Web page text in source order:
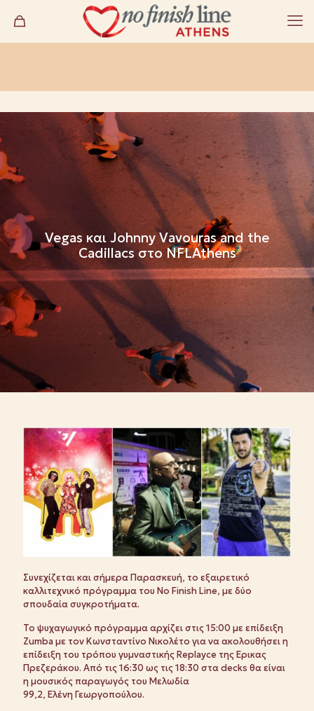
Vegas και Johnny Vavouras and the
Cadillacs στο NFLAthens
Συνεχίζεται και σήμερα Παρασκευή, το εξαιρετικό
καλλιτεχνικό πρόγραμμα του No Finish Line, με δύο
σπουδαία συγκροτήματα.
Το ψυχαγωγικό πρόγραμμα αρχίζει στις 15:00 με επίδειξη
Zumba με τον Κωνσταντίνο Νικολέτο για να ακολουθήσει η
επίδειξη του τρόπου γυμναστικής Replayce της Ερικας
Πρεζεράκου. Από τις 16:30 ως τις 18:30 στα decks θα είναι
η μουσικός παραγωγός του Μελωδία
99,2, Ελένη Γεωργοπούλου.